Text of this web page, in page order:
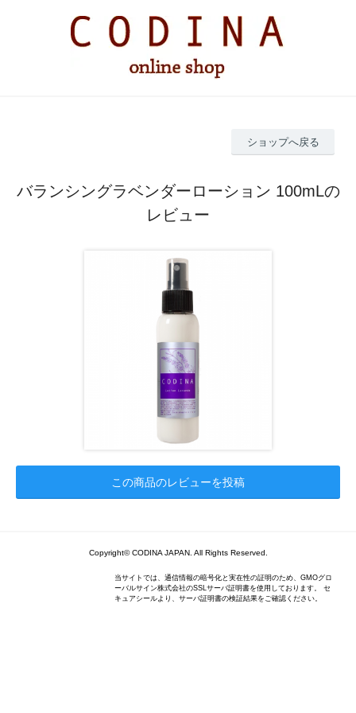
ショップへ戻る
バランシングラベンダーローション 100mLの
レビュー
この商品のレビューを投稿
Copyright© CODINA JAPAN. All Rights Reserved.
当サイトでは、通信情報の暗号化と実在性の証明のため、GMOグロ
ーバルサイン株式会社のSSLサーバ証明書を使用しております。 セ
キュアシールより、サーバ証明書の検証結果をご確認ください。